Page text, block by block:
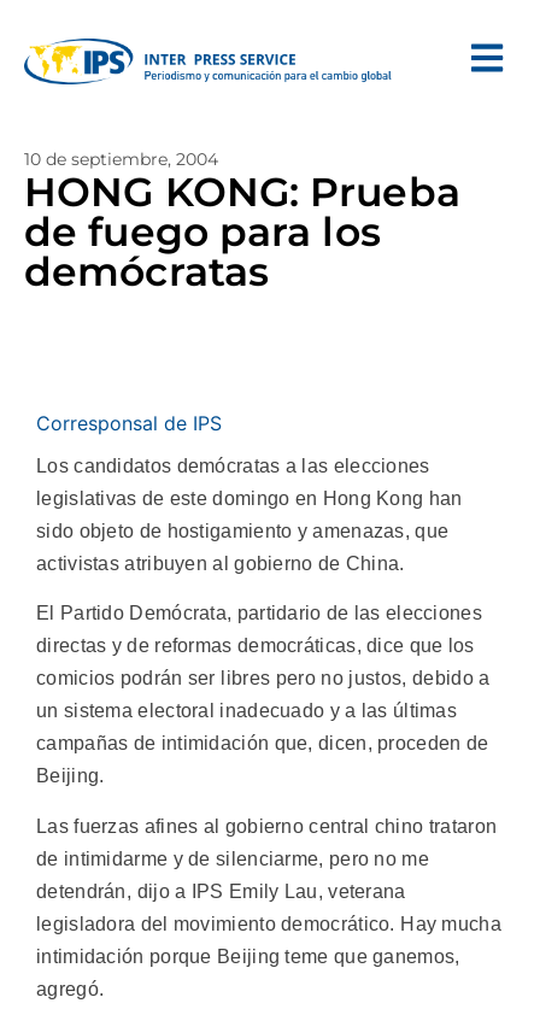
10 de septiembre, 2004
HONG KONG: Prueba
de fuego para los
demócratas
Corresponsal de IPS
Los candidatos demócratas a las elecciones
legislativas de este domingo en Hong Kong han
sido objeto de hostigamiento y amenazas, que
activistas atribuyen al gobierno de China.
El Partido Demócrata, partidario de las elecciones
directas y de reformas democráticas, dice que los
comicios podrán ser libres pero no justos, debido a
un sistema electoral inadecuado y a las últimas
campañas de intimidación que, dicen, proceden de
Beijing.
Las fuerzas afines al gobierno central chino trataron
de intimidarme y de silenciarme, pero no me
detendrán, dijo a IPS Emily Lau, veterana
legisladora del movimiento democrático. Hay mucha
intimidación porque Beijing teme que ganemos,
agregó.